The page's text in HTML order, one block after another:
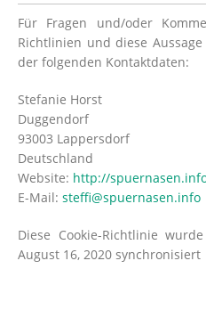
Für Fragen und/oder
Richtlinien und diese
der folgenden Kontaktdaten:
Stefanie Horst
Duggendorf
93003 Lappersdorf
Deutschland
Website: http://
E-Mail: steffi@spuernasen.info
Diese Cookie-Richtlinie
August 16, 2020 synchronisiert